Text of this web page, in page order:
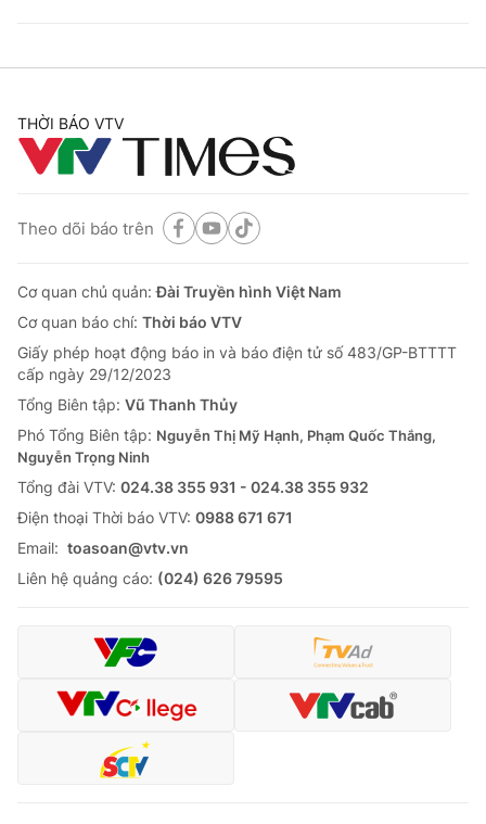
THỜI BÁO VTV
Theo dõi báo trên
Cơ quan chủ quản:Đài Truyền hình Việt Nam
Cơ quan báo chí: Thời báo VTV
Giấy phép hoạt động báo in và báo điện tử số 483/GP-BTTTT
cấp ngày 29/12/2023
Tổng Biên tập: Vũ Thanh Thủy
Phó Tổng Biên tập: Nguyễn Thị Mỹ Hạnh, Phạm Quốc Thắng,
Nguyễn Trọng Ninh
Tổng đài VTV: 024.38 355 931 - 024.38 355 932
Ðiện thoại Thời báo VTV: 0988 671 671
Email: toasoan@vtv.vn
Liên hệ quảng cáo: (024) 626 79595